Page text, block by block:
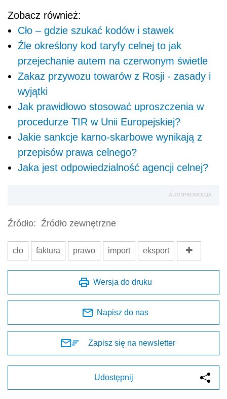
Zobacz również:
Cło – gdzie szukać kodów i stawek
Źle określony kod taryfy celnej to jak
przejechanie autem na czerwonym świetle
Zakaz przywozu towarów z Rosji - zasady i
wyjątki
Jak prawidłowo stosować uproszczenia w
procedurze TIR w Unii Europejskiej?
Jakie sankcje karno-skarbowe wynikają z
przepisów prawa celnego?
Jaka jest odpowiedzialność agencji celnej?
AUTOPROMOCJA
Źródło: Źródło zewnętrzne
cło faktura prawo import eksport
Wersja do druku
Napisz do nas
Zapisz się na newsletter
Udostępnij